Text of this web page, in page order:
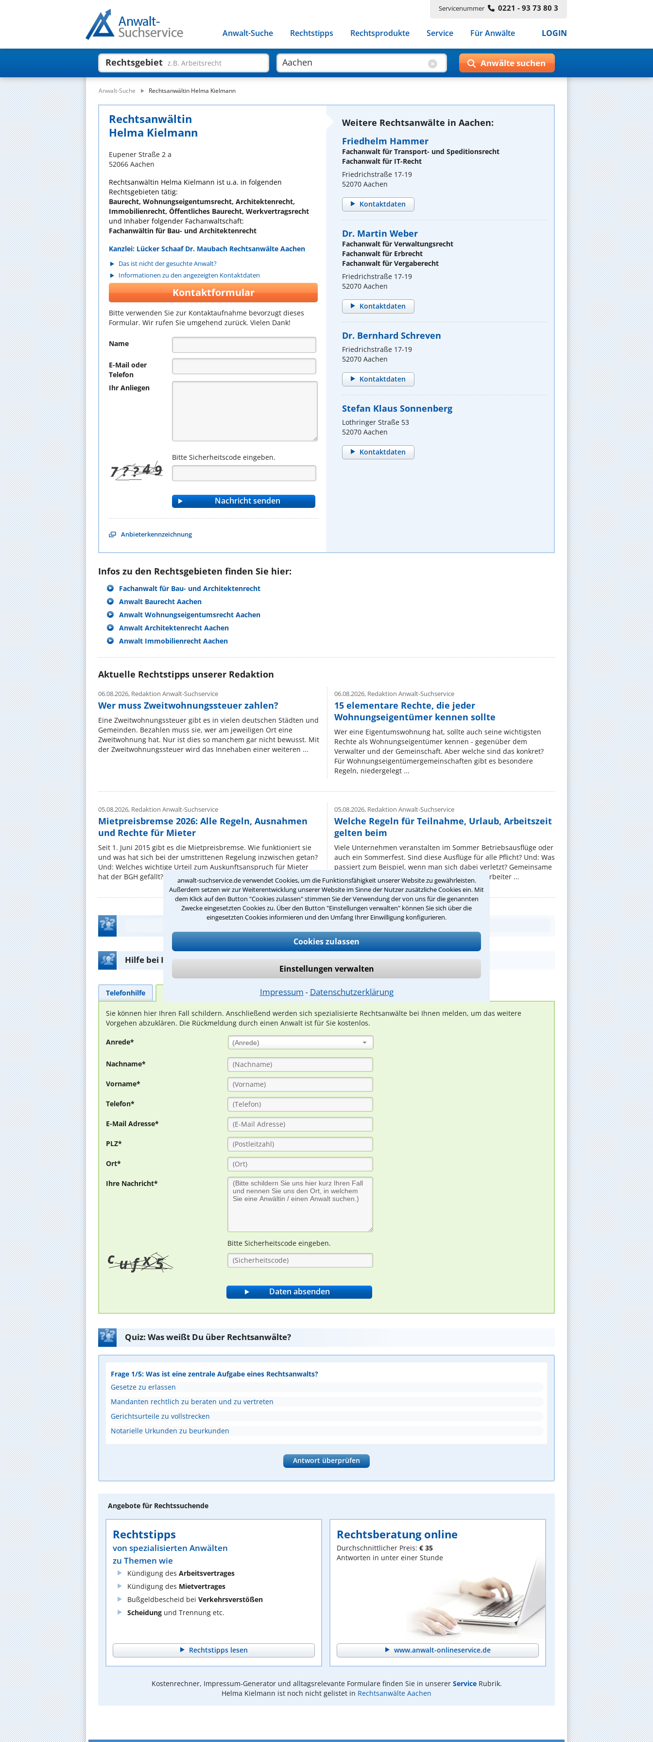
anwalt-suchservice.de verwendet Cookies, um die Funktionsfähigkeit unserer Website zu gewährleisten.
Außerdem setzen wir zur Weiterentwicklung unserer Website im Sinne der Nutzer zusätzliche Cookies ein. Mit
dem Klick auf den Button "Cookies zulassen" stimmen Sie der Verwendung der von uns für die genannten
Zwecke eingesetzten Cookies zu. Über den Button "Einstellungen verwalten" können Sie sich über die
eingesetzten Cookies informieren und den Umfang Ihrer Einwilligung konfigurieren.
Cookies zulassen
Einstellungen verwalten
Impressum ⁃ Datenschutzerklärung
Servicenummer 0221 - 93 73 80 3
Anwalt-Suche Rechtstipps Rechtsprodukte Service Für Anwälte LOGIN
Rechtsgebiet z.B. Arbeitsrecht
Anwalt-Suche Rechtsanwältin Helma Kielmann
Rechtsanwältin
Helma Kielmann
Eupener Straße 2 a
52066 Aachen
Rechtsanwältin Helma Kielmann ist u.a. in folgenden
Rechtsgebieten tätig:
Baurecht, Wohnungseigentumsrecht, Architektenrecht,
Immobilienrecht, Öffentliches Baurecht, Werkvertragsrecht
und Inhaber folgender Fachanwaltschaft:
Fachanwältin für Bau- und Architektenrecht
Kanzlei: Lücker Schaaf Dr. Maubach Rechtsanwälte Aachen
Das ist nicht der gesuchte Anwalt?
Informationen zu den angezeigten Kontaktdaten
Kontaktformular
Bitte verwenden Sie zur Kontaktaufnahme bevorzugt dieses
Formular. Wir rufen Sie umgehend zurück. Vielen Dank!
Name
E-Mail oder
Telefon
Ihr Anliegen
Bitte Sicherheitscode eingeben.
Anbieterkennzeichnung
Weitere Rechtsanwälte in Aachen:
Friedhelm Hammer
Fachanwalt für Transport- und Speditionsrecht
Fachanwalt für IT-Recht
Friedrichstraße 17-19
52070 Aachen
Kontaktdaten
Dr. Martin Weber
Fachanwalt für Verwaltungsrecht
Fachanwalt für Erbrecht
Fachanwalt für Vergaberecht
Friedrichstraße 17-19
52070 Aachen
Kontaktdaten
Dr. Bernhard Schreven
Friedrichstraße 17-19
52070 Aachen
Kontaktdaten
Stefan Klaus Sonnenberg
Lothringer Straße 53
52070 Aachen
Kontaktdaten
Infos zu den Rechtsgebieten finden Sie hier:
Fachanwalt für Bau- und Architektenrecht
Anwalt Baurecht Aachen
Anwalt Wohnungseigentumsrecht Aachen
Anwalt Architektenrecht Aachen
Anwalt Immobilienrecht Aachen
Aktuelle Rechtstipps unserer Redaktion
06.08.2026, Redaktion Anwalt-Suchservice
Wer muss Zweitwohnungssteuer zahlen?
Eine Zweitwohnungssteuer gibt es in vielen deutschen Städten und
Gemeinden. Bezahlen muss sie, wer am jeweiligen Ort eine
Zweitwohnung hat. Nur ist dies so manchem gar nicht bewusst. Mit
der Zweitwohnungssteuer wird das Innehaben einer weiteren ...
06.08.2026,Redaktion Anwalt-Suchservice
15 elementare Rechte, die jeder
Wohnungseigentümer kennen sollte
Wer eine Eigentumswohnung hat, sollte auch seine wichtigsten
Rechte als Wohnungseigentümer kennen - gegenüber dem
Verwalter und der Gemeinschaft. Aber welche sind das konkret?
Für Wohnungseigentümergemeinschaften gibt es besondere
Regeln, niedergelegt ...
05.08.2026, Redaktion Anwalt-Suchservice
Mietpreisbremse 2026: Alle Regeln, Ausnahmen
und Rechte für Mieter
Seit 1. Juni 2015 gibt es die Mietpreisbremse. Wie funktioniert sie
und was hat sich bei der umstrittenen Regelung inzwischen getan?
Und: Welches wichtige Urteil zum Auskunftsanspruch für Mieter
hat der BGH gefällt? ...
05.08.2026,Redaktion Anwalt-Suchservice
Welche Regeln für Teilnahme, Urlaub, Arbeitszeit
gelten beim
Viele Unternehmen veranstalten im Sommer Betriebsausflüge oder
auch ein Sommerfest. Sind diese Ausflüge für alle Pflicht? Und: Was
passiert zum Beispiel, wenn man sich dabei verletzt? Gemeinsame
Erlebnisse außerhalb der Arbeit sollen die Mitarbeiter ...
Hilfe bei Ihrer Anwaltsuche?
Telefonhilfe
Sie können hier Ihren Fall schildern. Anschließend werden sich spezialisierte Rechtsanwälte bei Ihnen melden, um das weitere
Vorgehen abzuklären. Die Rückmeldung durch einen Anwalt ist für Sie kostenlos.
Anrede* (Anrede)
Nachname*
Vorname*
Telefon*
E-Mail Adresse*
PLZ*
Ort*
Ihre Nachricht*
Bitte Sicherheitscode eingeben.
Quiz: Was weißt Du über Rechtsanwälte?
Frage 1/5: Was ist eine zentrale Aufgabe eines Rechtsanwalts?
Gesetze zu erlassen
Mandanten rechtlich zu beraten und zu vertreten
Gerichtsurteile zu vollstrecken
Notarielle Urkunden zu beurkunden
Antwort überprüfen
Angebote für Rechtssuchende
Rechtstipps
von spezialisierten Anwälten
zu Themen wie
Kündigung des Arbeitsvertrages
Kündigung des Mietvertrages
Bußgeldbescheid bei Verkehrsverstößen
Scheidung und Trennung etc.
Rechtstipps lesen
Rechtsberatung online
Durchschnittlicher Preis: € 35
Antworten in unter einer Stunde
www.anwalt-onlineservice.de
Kostenrechner, Impressum-Generator und alltagsrelevante Formulare finden Sie in unserer ServiceRubrik.
Helma Kielmann ist noch nicht gelistet in Rechtsanwälte Aachen